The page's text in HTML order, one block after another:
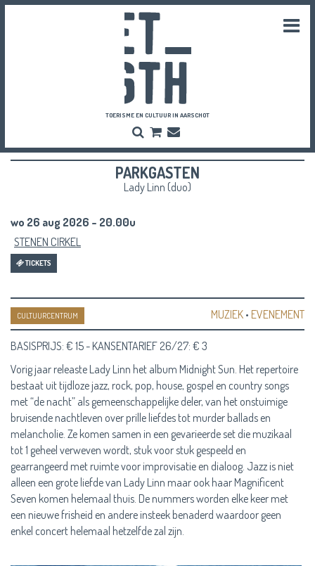
TOERISME EN CULTUUR IN AARSCHOT
Zoeken
Bestel
je
vriendenpassen
en
tickets
Inschrijven
PARKGASTEN
Lady Linn (duo)
wo 26 aug 2026 - 20.00u
STENEN CIRKEL
TICKETS
CULTUURCENTRUM MUZIEK• EVENEMENT
BASISPRIJS: € 15 - KANSENTARIEF 26/27: € 3
Vorig jaar releaste Lady Linn het album Midnight Sun. Het repertoire
bestaat uit tijdloze jazz, rock, pop, house, gospel en country songs
met “de nacht” als gemeenschappelijke deler, van het onstuimige
bruisende nachtleven over prille liefdes tot murder ballads en
melancholie. Ze komen samen in een gevarieerde set die muzikaal
tot 1 geheel verweven wordt, stuk voor stuk gespeeld en
gearrangeerd met ruimte voor improvisatie en dialoog. Jazz is niet
alleen een grote liefde van Lady Linn maar ook haar Magnificent
Seven komen helemaal thuis. De nummers worden elke keer met
een nieuwe frisheid en andere insteek benaderd waardoor geen
enkel concert helemaal hetzelfde zal zijn.